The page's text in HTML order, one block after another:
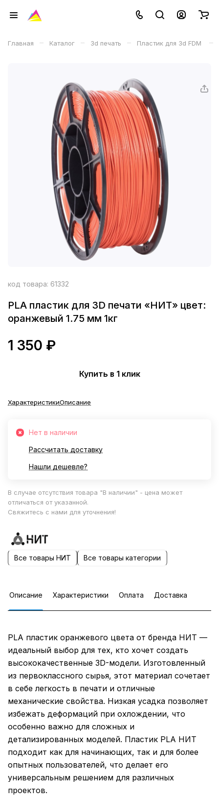
Главная – Каталог – 3d печать – Пластик для 3d FDM –
код товара: 61332
PLA пластик для 3D печати «НИТ» цвет:
оранжевый 1.75 мм 1кг
1 350 ₽
Купить в 1 клик
ХарактеристикиОписание
Нет в наличии
Рассчитать доставку
Нашли дешевле?
В случае отсутствия товара "В наличии" - цена может
отличаться от указанной.
Свяжитесь с нами для уточнения!
Все товары НИТ Все товары категории
Описание Характеристики Оплата Доставка
PLA пластик оранжевого цвета от бренда НИТ —
идеальный выбор для тех, кто хочет создать
высококачественные 3D-модели. Изготовленный
из первоклассного сырья, этот материал сочетает
в себе легкость в печати и отличные
механические свойства. Низкая усадка позволяет
избежать деформаций при охлождении, что
особенно важно для сложных и
детализированных моделей. Пластик PLA НИТ
подходит как для начинающих, так и для более
опытных пользователей, что делает его
универсальным решением для различных
проектов.